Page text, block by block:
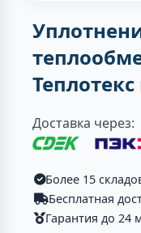
Доставка через:
Более 15
Бесплатная
Гарантия до 24